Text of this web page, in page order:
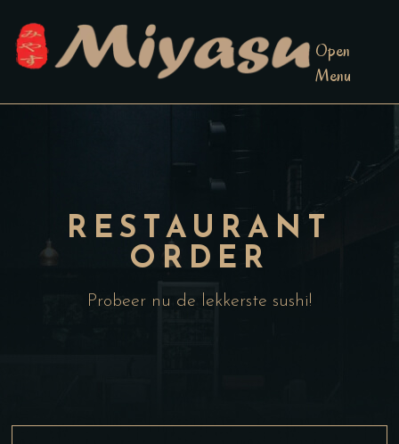
Open
Menu
RESTAURANT
ORDER
Probeer nu de lekkerste sushi!